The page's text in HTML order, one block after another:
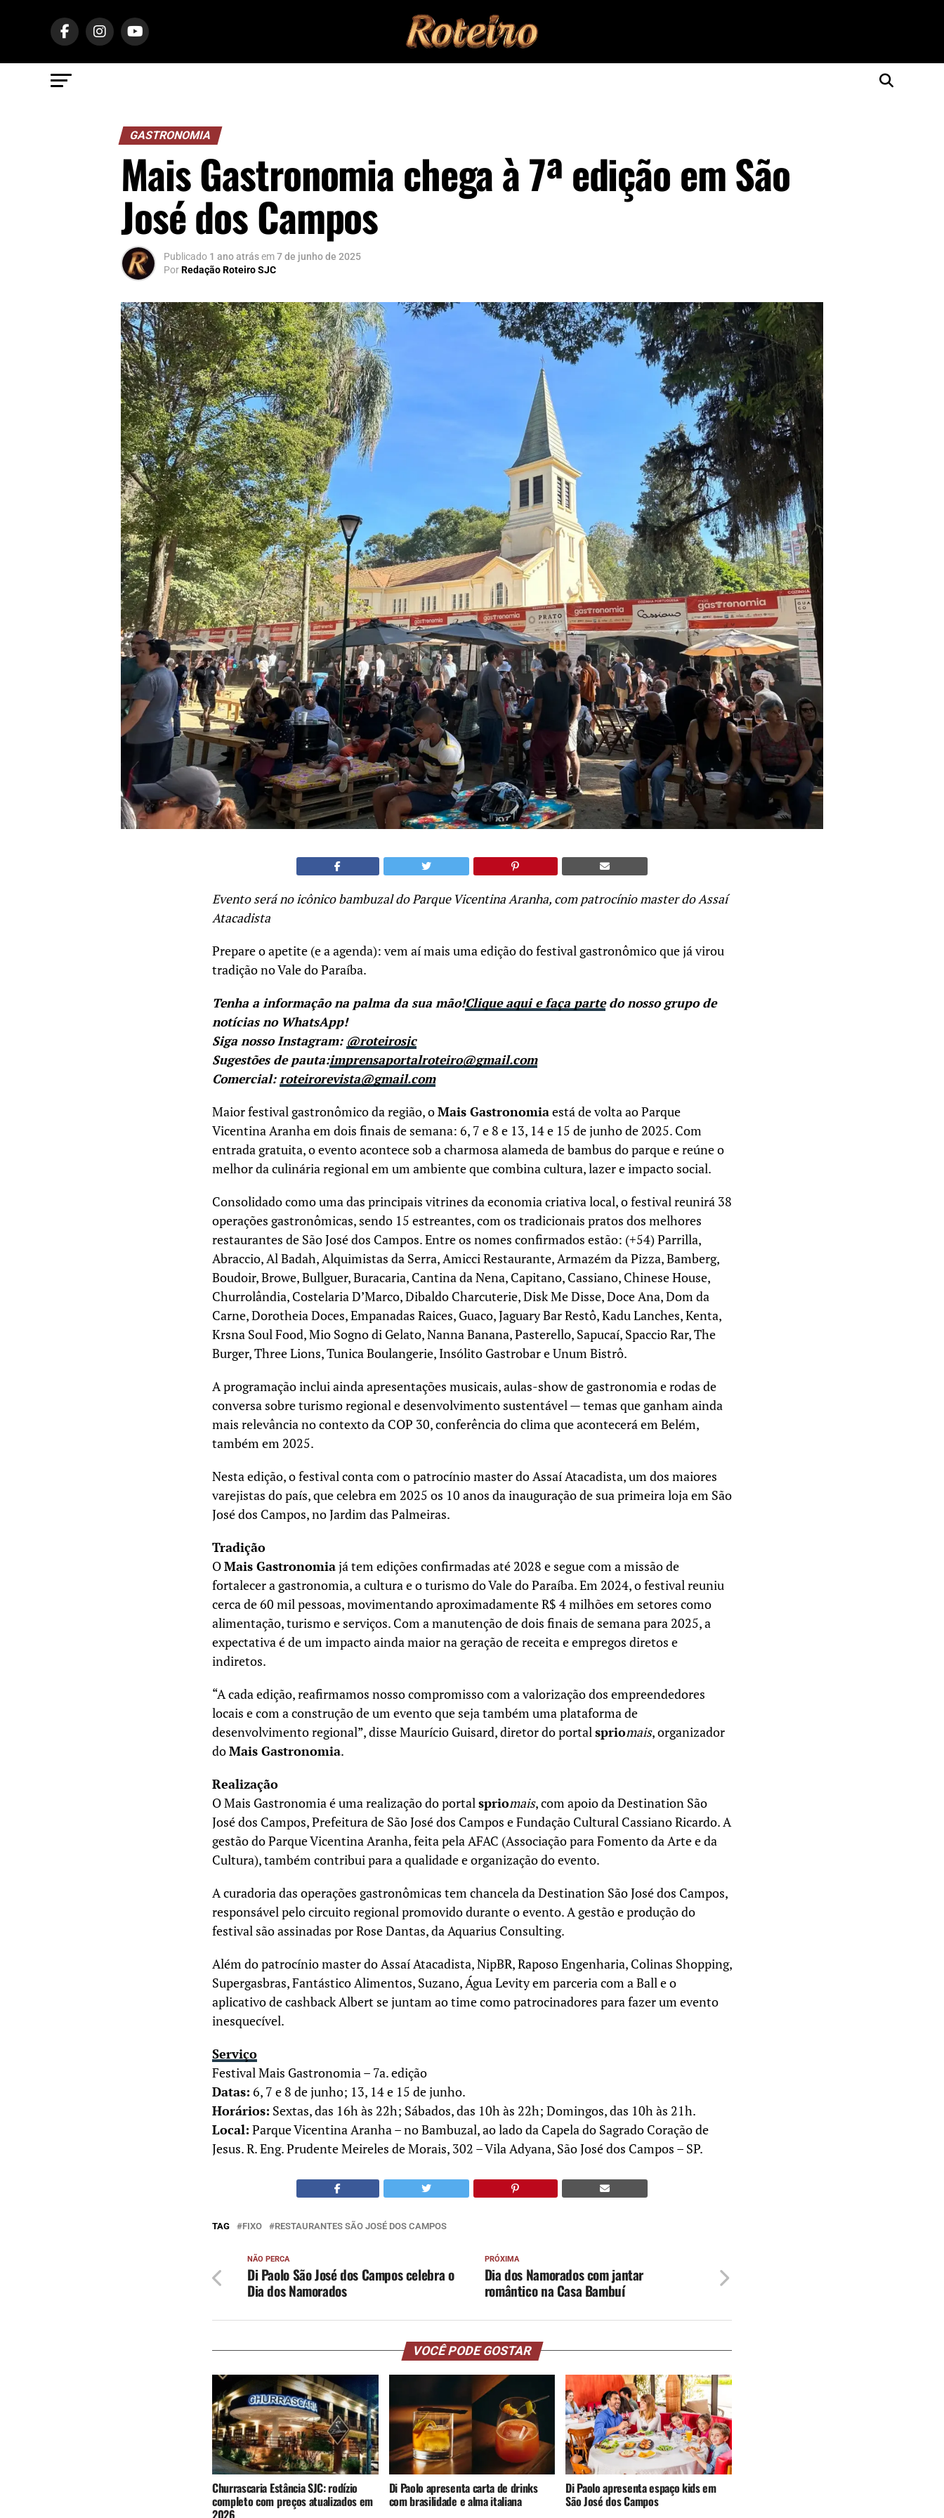
GASTRONOMIA
Mais Gastronomia chega à 7ª edição em São
José dos Campos
Publicado 1 ano atrásem7 de junho de 2025
PorRedação Roteiro SJC
Evento será no icônico bambuzal do Parque Vicentina Aranha, com patrocínio master do Assaí
Atacadista
Prepare o apetite (e a agenda): vem aí mais uma edição do festival gastronômico que já virou
tradição no Vale do Paraíba.
Tenha a informação na palma da sua mão!Clique aqui e faça partedo nosso grupo de
notícias no WhatsApp!
Siga nosso Instagram: @roteirosjc
Sugestões de pauta:imprensaportalroteiro@gmail.com
Comercial:roteirorevista@gmail.com
Maior festival gastronômico da região, oMais Gastronomiaestá de volta ao Parque
Vicentina Aranha em dois finais de semana: 6, 7 e 8 e 13, 14 e 15 de junho de 2025. Com
entrada gratuita, o evento acontece sob a charmosa alameda de bambus do parque e reúne o
melhor da culinária regional em um ambiente que combina cultura, lazer e impacto social.
Consolidado como uma das principais vitrines da economia criativa local, o festival reunirá 38
operações gastronômicas, sendo 15 estreantes, com os tradicionais pratos dos melhores
restaurantes de São José dos Campos. Entre os nomes confirmados estão: (+54) Parrilla,
Abraccio, Al Badah, Alquimistas da Serra, Amicci Restaurante, Armazém da Pizza, Bamberg,
Boudoir, Browe, Bullguer, Buracaria, Cantina da Nena, Capitano, Cassiano, Chinese House,
Churrolândia, Costelaria D’Marco, Dibaldo Charcuterie, Disk Me Disse, Doce Ana, Dom da
Carne, Dorotheia Doces, Empanadas Raices, Guaco, Jaguary Bar Restô, Kadu Lanches, Kenta,
Krsna Soul Food, Mio Sogno di Gelato, Nanna Banana, Pasterello, Sapucaí, Spaccio Rar, The
Burger, Three Lions, Tunica Boulangerie, Insólito Gastrobar e Unum Bistrô.
A programação inclui ainda apresentações musicais, aulas-show de gastronomia e rodas de
conversa sobre turismo regional e desenvolvimento sustentável — temas que ganham ainda
mais relevância no contexto da COP 30, conferência do clima que acontecerá em Belém,
também em 2025.
Nesta edição, o festival conta com o patrocínio master do Assaí Atacadista, um dos maiores
varejistas do país, que celebra em 2025 os 10 anos da inauguração de sua primeira loja em São
José dos Campos, no Jardim das Palmeiras.
Tradição
OMais Gastronomiajá tem edições confirmadas até 2028 e segue com a missão de
fortalecer a gastronomia, a cultura e o turismo do Vale do Paraíba. Em 2024, o festival reuniu
cerca de 60 mil pessoas, movimentando aproximadamente R$ 4 milhões em setores como
alimentação, turismo e serviços. Com a manutenção de dois finais de semana para 2025, a
expectativa é de um impacto ainda maior na geração de receita e empregos diretos e
indiretos.
“A cada edição, reafirmamos nosso compromisso com a valorização dos empreendedores
locais e com a construção de um evento que seja também uma plataforma de
desenvolvimento regional”, disse Maurício Guisard, diretor do portalspriomais, organizador
doMais Gastronomia.
Realização
O Mais Gastronomia é uma realização do portalspriomais, com apoio da Destination São
José dos Campos, Prefeitura de São José dos Campos e Fundação Cultural Cassiano Ricardo. A
gestão do Parque Vicentina Aranha, feita pela AFAC (Associação para Fomento da Arte e da
Cultura), também contribui para a qualidade e organização do evento.
A curadoria das operações gastronômicas tem chancela da Destination São José dos Campos,
responsável pelo circuito regional promovido durante o evento. A gestão e produção do
festival são assinadas por Rose Dantas, da Aquarius Consulting.
Além do patrocínio master do Assaí Atacadista, NipBR, Raposo Engenharia, Colinas Shopping,
Supergasbras, Fantástico Alimentos, Suzano, Água Levity em parceria com a Ball e o
aplicativo de cashback Albert se juntam ao time como patrocinadores para fazer um evento
inesquecível.
Serviço
Festival Mais Gastronomia – 7a. edição
Datas: 6, 7 e 8 de junho; 13, 14 e 15 de junho.
Horários: Sextas, das 16h às 22h; Sábados, das 10h às 22h; Domingos, das 10h às 21h.
Local: Parque Vicentina Aranha – no Bambuzal, ao lado da Capela do Sagrado Coração de
Jesus. R. Eng. Prudente Meireles de Morais, 302 – Vila Adyana, São José dos Campos – SP.
TAG FIXO RESTAURANTES SÃO JOSÉ DOS CAMPOS
PRÓXIMA
Dia dos Namorados com jantar
romântico na Casa Bambuí
NÃO PERCA
Di Paolo São José dos Campos celebra o
Dia dos Namorados
VOCÊ PODE GOSTAR
Churrascaria Estância SJC: rodízio
completo com preços atualizados em
2026
Di Paolo apresenta carta de drinks
com brasilidade e alma italiana
Di Paolo apresenta espaço kids em
São José dos Campos